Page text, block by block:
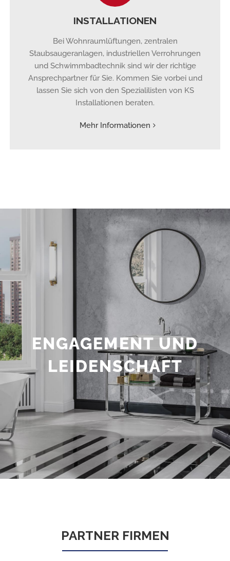
INSTALLATIONEN
Bei Wohnraumlüftungen, zentralen
Staubsaugeranlagen, industriellen Verrohrungen
und Schwimmbadtechnik sind wir der richtige
Ansprechpartner für Sie. Kommen Sie vorbei und
lassen Sie sich von den Spezialilisten von KS
Installationen beraten.
Mehr Informationen
ENGAGEMENT UND
LEIDENSCHAFT
PARTNER FIRMEN